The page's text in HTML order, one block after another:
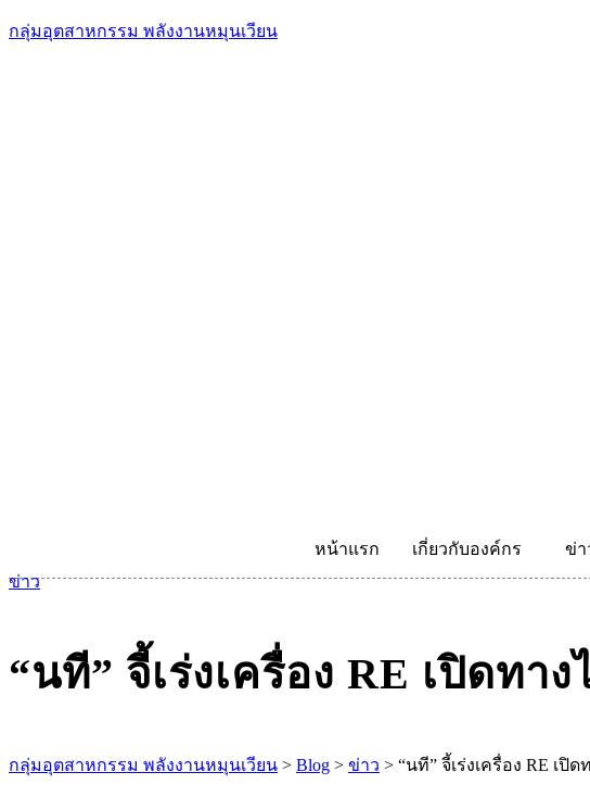
กลุ่มอุตสาหกรรม พลังงานหมุนเวียน
หน้าแรก เกี่ยวกับองค์กร ข่า
ข่าว
“นที” จี้เร่งเครื่อง RE เปิดท
กลุ่มอุตสาหกรรม พลังงานหมุนเวียน > Blog > ข่าว > “นที” จี้เร่งเครื่อง RE เปิ